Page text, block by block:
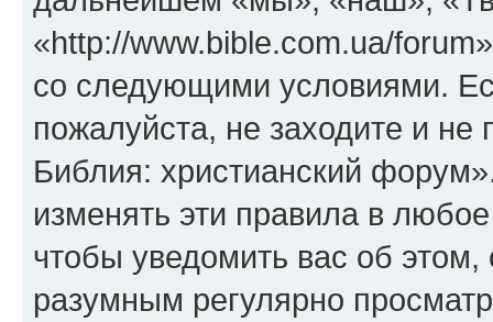
«http://www.bible.com.ua/
со следующими условиями.
пожалуйста, не заходите и
Библия: христианский
изменять эти правила в
чтобы уведомить вас об
разумным регулярно